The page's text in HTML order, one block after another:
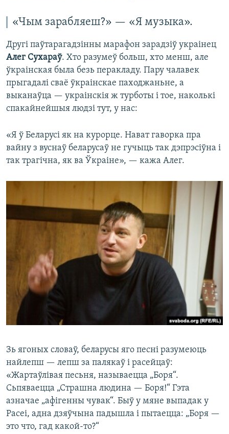
«Чым зарабляеш?» — «Я музыка».
Другі паўтарагадзінны марафон зарадзіў украінец
Алег Сухараў. Хто разумеў больш, хто менш, але
ўкраінская была безь перакладу. Пару чалавек
прыгадалі сваё ўкраінскае паходжаньне, а
выканаўца — украінскія ж турботы і тое, наколькі
спакайнейшыя людзі тут, у нас:
«Я ў Беларусі як на курорце. Нават гаворка пра
вайну з вуснаў беларусаў не гучыць так дэпрэсіўна і
так трагічна, як ва Ўкраіне», — кажа Алег.
Зь ягоных словаў, беларусы яго песні разумеюць
найлепш — лепш за палякаў і расейцаў:
«Жартаўлівая песьня, называецца „Боря“.
Сьпяваецца „Страшна людина — Боря!“ Гэта
азначае „афігенны чувак“. Быў у мяне выпадак у
Расеі, адна дзяўчына падышла і пытаецца: „Боря —
это что, гад какой-то?“